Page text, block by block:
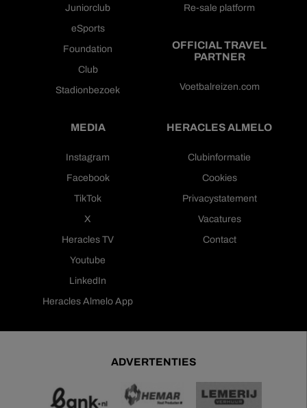
Juniorclub
eSports
Foundation
Club
Stadionbezoek
Re-sale platform
OFFICIAL TRAVEL
PARTNER
Voetbalreizen.com
MEDIA
Instagram
Facebook
TikTok
X
Heracles TV
Youtube
LinkedIn
Heracles Almelo App
HERACLES ALMELO
Clubinformatie
Cookies
Privacystatement
Vacatures
Contact
ADVERTENTIES